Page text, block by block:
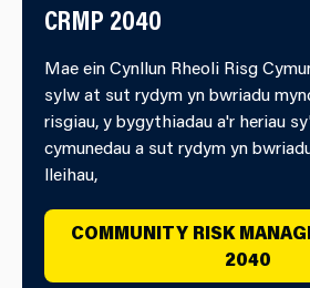
CRMP 2040
Mae ein Cynllun Rheoli Risg
sylw at sut rydym yn bwriadu
risgiau, y bygythiadau a'r heriau
cymunedau a sut rydym yn
lleihau,
COMMUNITY RISK
2040